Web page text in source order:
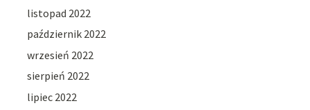
listopad 2022
październik 2022
wrzesień 2022
sierpień 2022
lipiec 2022